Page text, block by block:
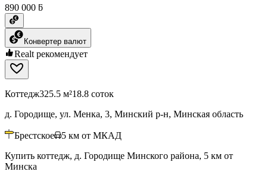
890 000 ƃ
Конвертер валют
Realt рекомендует
Коттедж325.5 м²18.8 соток
д. Городище, ул. Менка, 3, Минский р-н, Минская область
Брестское 5 км от МКАД
Купить коттедж, д. Городище Минского района, 5 км от
Минска